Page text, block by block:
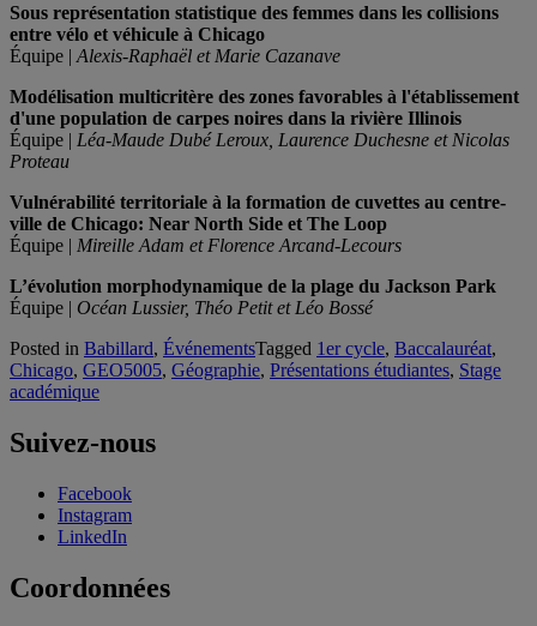
Sous représentation statistique des femmes dans les collisions
entre vélo et véhicule à Chicago
Équipe | Alexis-Raphaël et Marie Cazanave
Modélisation multicritère des zones favorables à l'établissement
d'une population de carpes noires dans la rivière Illinois
Équipe | Léa-Maude Dubé Leroux, Laurence Duchesne et Nicolas
Proteau
Vulnérabilité territoriale à la formation de cuvettes au centre-
ville de Chicago: Near North Side et The Loop
Équipe | Mireille Adam et Florence Arcand-Lecours
L’évolution morphodynamique de la plage du Jackson Park
Équipe | Océan Lussier, Théo Petit et Léo Bossé
Posted in Babillard, ÉvénementsTagged 1er cycle, Baccalauréat,
Chicago, GEO5005, Géographie, Présentations étudiantes, Stage
académique
Suivez-nous
Facebook
Instagram
LinkedIn
Coordonnées